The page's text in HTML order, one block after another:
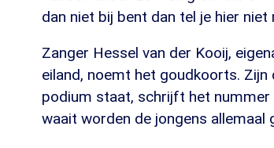
dan niet bij bent dan tel je hier niet
Zanger Hessel van der Kooij,
eiland, noemt het goudkoorts.
podium staat, schrijft het
waait worden de jongens allemaal